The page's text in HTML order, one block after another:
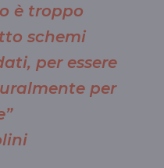
è troppo
schemi
per essere
per